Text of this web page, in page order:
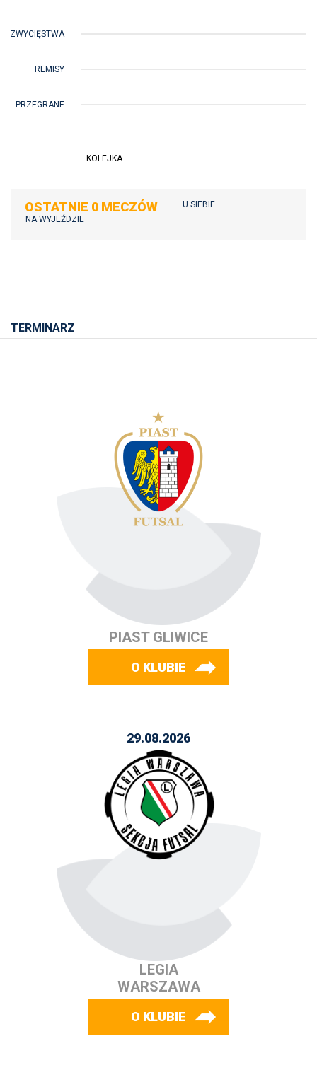
KOLEJKA
ZWYCIĘSTWA
REMISY
PRZEGRANE
OSTATNIE 0 MECZÓW
U SIEBIE
NA WYJEŹDZIE
TERMINARZ
PIAST GLIWICE
O KLUBIE
29.08.2026
LEGIA
WARSZAWA
O KLUBIE